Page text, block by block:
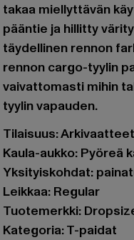
takaa miellyttävän
pääntie ja hillitty
täydellinen rennon
rennon cargo-tyylin
vaivattomasti mihin
tyylin vapauden.
Tilaisuus:
Kaula-aukko: Pyöreä
Yksityiskohdat:
Leikkaa: Regular
Tuotemerkki:
Kategoria: T-paidat